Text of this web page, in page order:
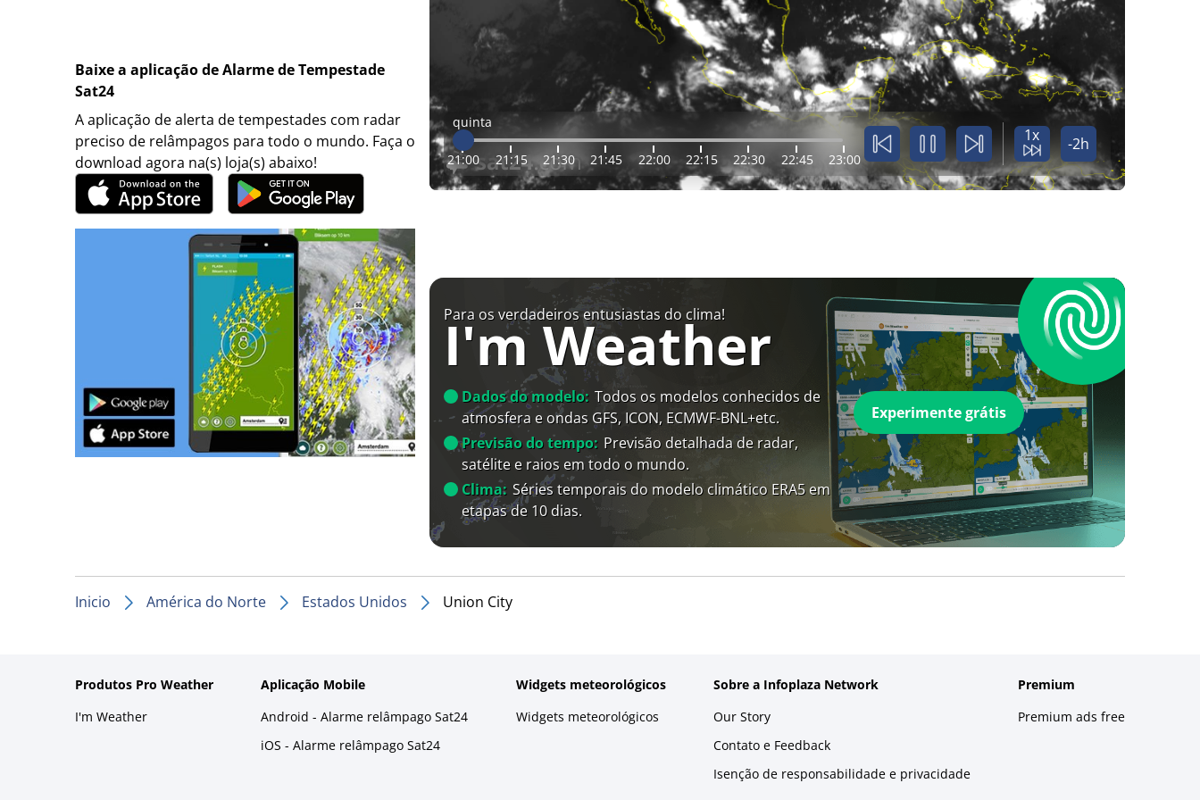
Baixe a aplicação de Alarme de Tempestade
Sat24
A aplicação de alerta de tempestades com radar
preciso de relâmpagos para todo o mundo. Faça o
download agora na(s) loja(s) abaixo!
quinta
21:00 21:15 21:30 21:45 22:00 22:15 22:30 22:45 23:00
1x -2h
Para os verdadeiros entusiastas do clima!
I'm Weather
Dados do modelo: Todos os modelos conhecidos de
atmosfera e ondas GFS, ICON, ECMWF-BNL+etc.
Previsão do tempo: Previsão detalhada de radar,
satélite e raios em todo o mundo.
Clima: Séries temporais do modelo climático ERA5 em
etapas de 10 dias.
Experimente grátis
Inicio América do Norte Estados Unidos Union City
Produtos Pro Weather
I'm Weather
Aplicação Mobile
Android - Alarme relâmpago Sat24
iOS - Alarme relâmpago Sat24
Widgets meteorológicos
Widgets meteorológicos
Sobre a Infoplaza Network
Our Story
Contato e Feedback
Isenção de responsabilidade e privacidade
Premium
Premium ads free